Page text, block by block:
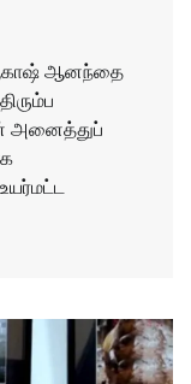
ஆனந்தை
அனைத்துப்